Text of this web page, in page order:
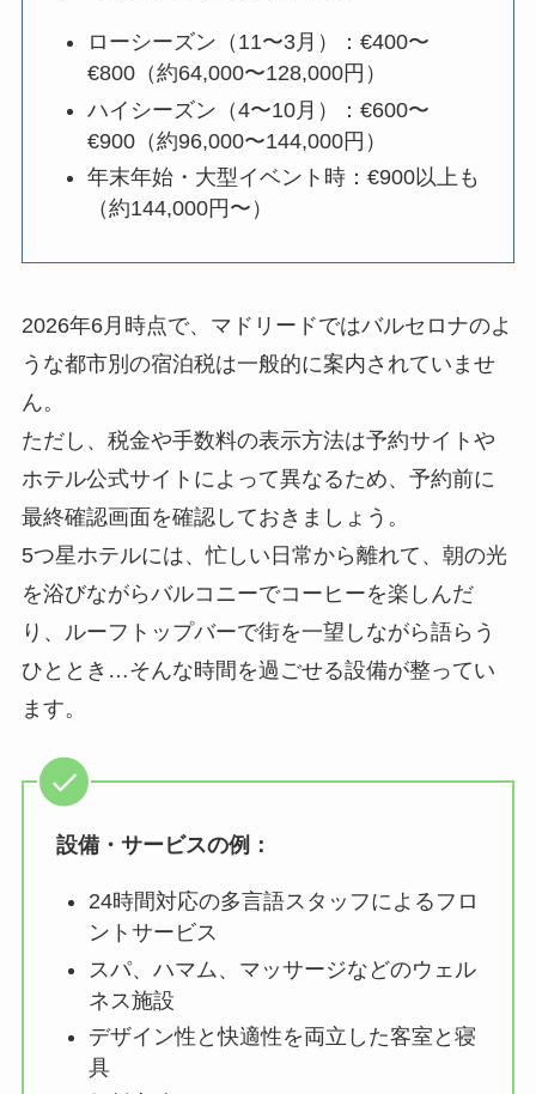
ローシーズン（11〜3月）：€400〜
€800（約64,000〜128,000円）
ハイシーズン（4〜10月）：€600〜
€900（約96,000〜144,000円）
年末年始・大型イベント時：€900以上も
（約144,000円〜）
2026年6月時点で、マドリードではバルセロナのよ
うな都市別の宿泊税は一般的に案内されていませ
ん。
ただし、税金や手数料の表示方法は予約サイトや
ホテル公式サイトによって異なるため、予約前に
最終確認画面を確認しておきましょう。
5つ星ホテルには、忙しい日常から離れて、朝の光
を浴びながらバルコニーでコーヒーを楽しんだ
り、ルーフトップバーで街を一望しながら語らう
ひととき…そんな時間を過ごせる設備が整ってい
ます。
設備・サービスの例：
24時間対応の多言語スタッフによるフロ
ントサービス
スパ、ハマム、マッサージなどのウェル
ネス施設
デザイン性と快適性を両立した客室と寝
具